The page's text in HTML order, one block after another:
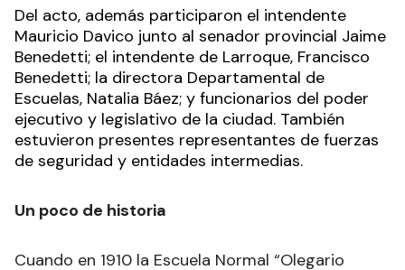
Del acto, además participaron el intendente
Mauricio Davico junto al senador provincial Jaime
Benedetti; el intendente de Larroque, Francisco
Benedetti; la directora Departamental de
Escuelas, Natalia Báez; y funcionarios del poder
ejecutivo y legislativo de la ciudad. También
estuvieron presentes representantes de fuerzas
de seguridad y entidades intermedias.
Un poco de historia
Cuando en 1910 la Escuela Normal “Olegario